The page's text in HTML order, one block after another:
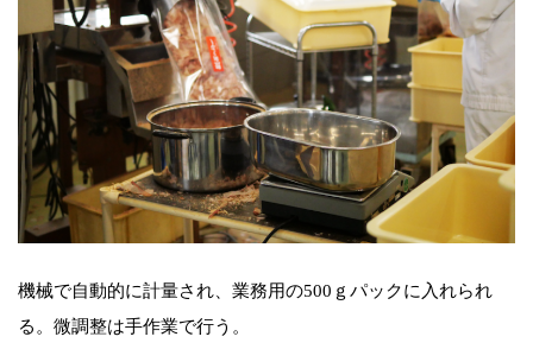
機械で自動的に計量され、業務用の500ｇパックに入れられ
る。微調整は手作業で行う。